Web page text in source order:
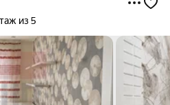
из 5